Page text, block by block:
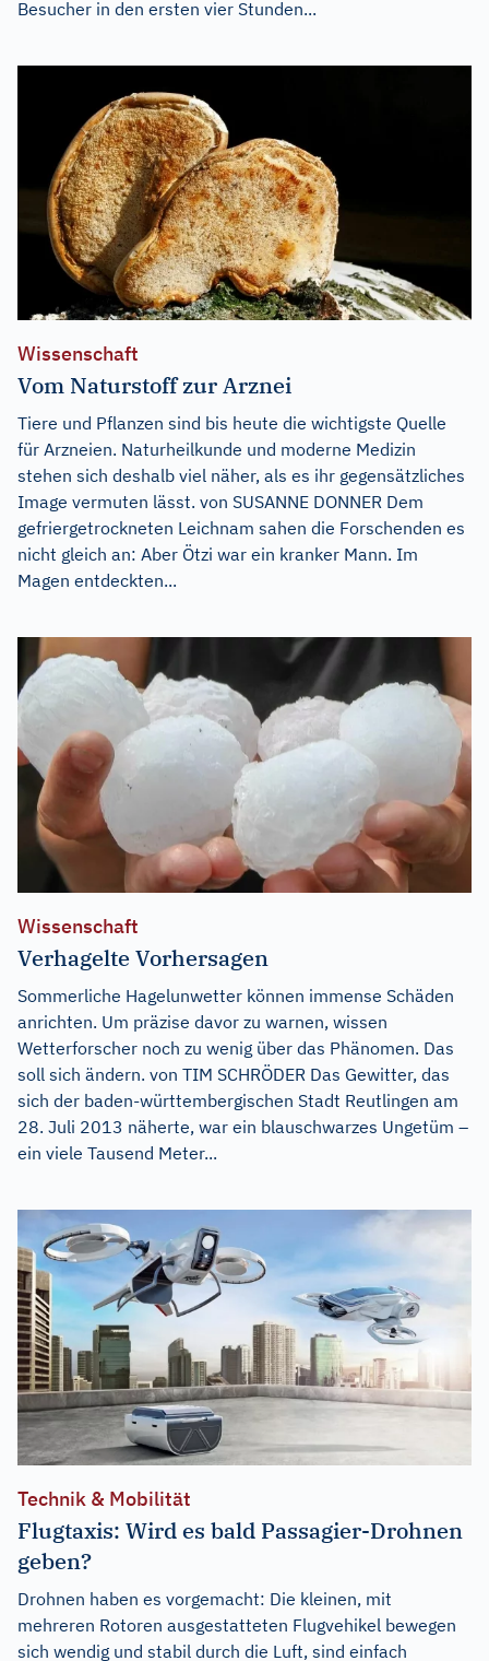
Besucher in den ersten vier Stunden...
Wissenschaft
Vom Naturstoff zur Arznei
Tiere und Pflanzen sind bis heute die wichtigste Quelle
für Arzneien. Naturheilkunde und moderne Medizin
stehen sich deshalb viel näher, als es ihr gegensätzliches
Image vermuten lässt. von SUSANNE DONNER Dem
gefriergetrockneten Leichnam sahen die Forschenden es
nicht gleich an: Aber Ötzi war ein kranker Mann. Im
Magen entdeckten...
Wissenschaft
Verhagelte Vorhersagen
Sommerliche Hagelunwetter können immense Schäden
anrichten. Um präzise davor zu warnen, wissen
Wetterforscher noch zu wenig über das Phänomen. Das
soll sich ändern. von TIM SCHRÖDER Das Gewitter, das
sich der baden-württembergischen Stadt Reutlingen am
28. Juli 2013 näherte, war ein blauschwarzes Ungetüm –
ein viele Tausend Meter...
Technik & Mobilität
Flugtaxis: Wird es bald Passagier-Drohnen
geben?
Drohnen haben es vorgemacht: Die kleinen, mit
mehreren Rotoren ausgestatteten Flugvehikel bewegen
sich wendig und stabil durch die Luft, sind einfach